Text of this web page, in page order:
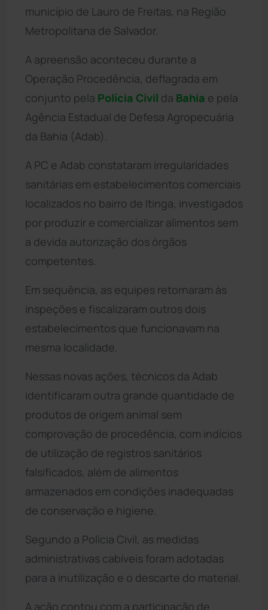
município de Lauro de Freitas, na Região
Metropolitana de Salvador.
A apreensão aconteceu durante a
Operação Procedência, deflagrada em
conjunto pela Polícia Civil da Bahia e pela
Agência Estadual de Defesa Agropecuária
da Bahia (Adab).
A PC e Adab constataram irregularidades
sanitárias em estabelecimentos comerciais
localizados no bairro de Itinga, investigados
por produzir e comercializar alimentos sem
a devida autorização dos órgãos
competentes.
Em sequência, as equipes retornaram às
inspeções e fiscalizaram outros dois
estabelecimentos que funcionavam na
mesma localidade.
Nessas novas ações, técnicos da Adab
identificaram outra grande quantidade de
produtos de origem animal sem
comprovação de procedência, com indícios
de utilização de registros sanitários
falsificados, além de alimentos
armazenados em condições inadequadas
de conservação e higiene.
Segundo a Polícia Civil, as medidas
administrativas cabíveis foram adotadas
para a inutilização e o descarte do material.
A ação contou com a participação de